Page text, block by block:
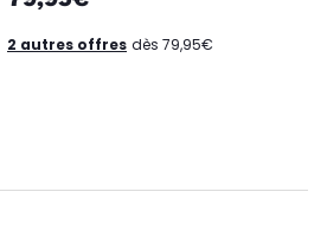
2 autres offres dès 79,95€